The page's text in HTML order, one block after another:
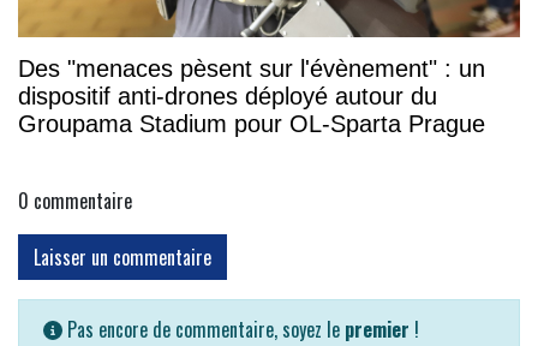
Des "menaces pèsent sur l'évènement" : un
dispositif anti-drones déployé autour du
Groupama Stadium pour OL-Sparta Prague
0 commentaire
Laisser un commentaire
Pas encore de commentaire, soyez le premier !